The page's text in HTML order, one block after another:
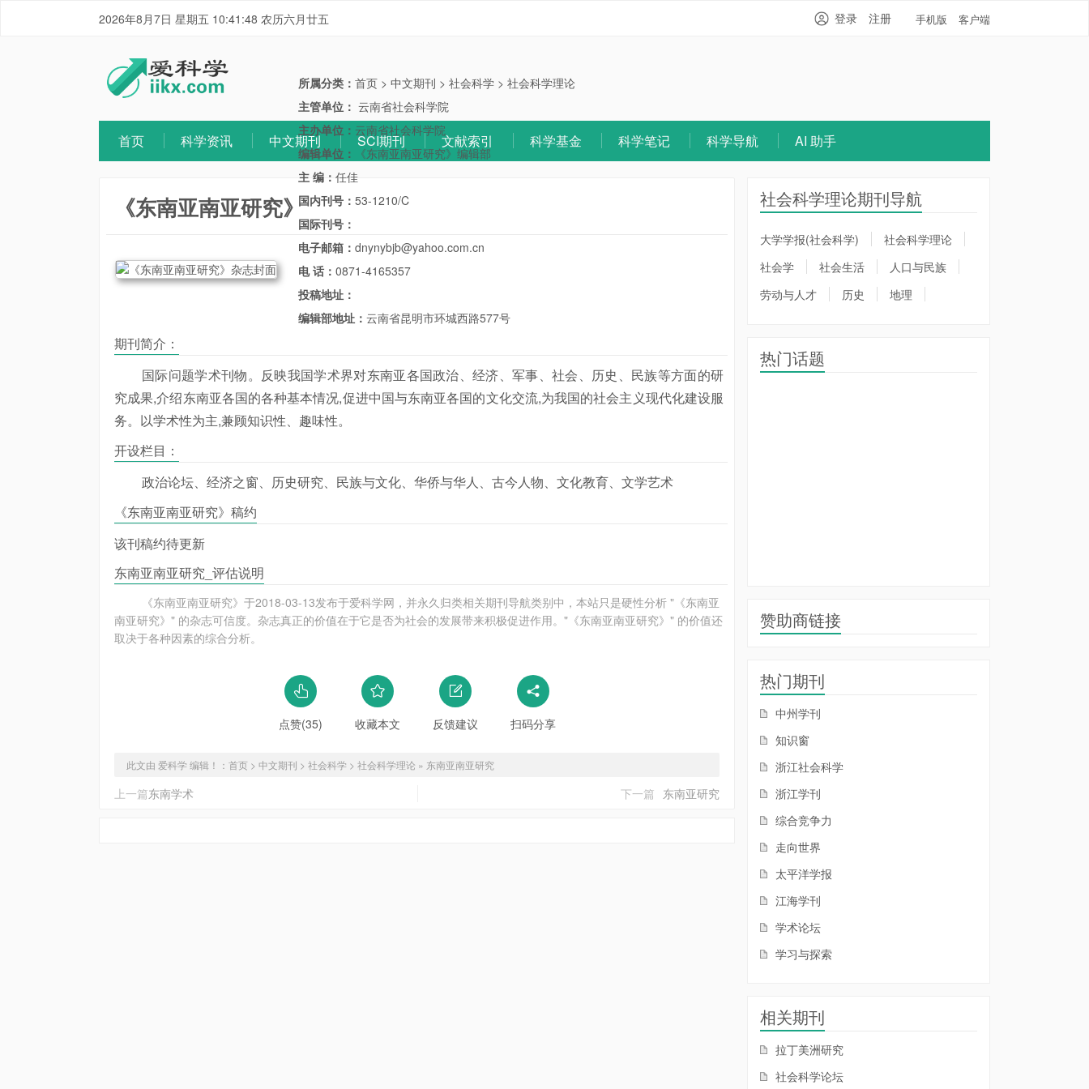
2026年8月7日 星期五 10:41:48 农历六月廿五 手机版 客户端
登录 注册
首页 科学资讯 中文期刊 SCI期刊 文献索引 科学基金 科学笔记 科学导航 AI 助手
《东南亚南亚研究》
所属分类：首页 >中文期刊 >社会科学 >社会科学理论
主管单位：云南省社会科学院
主办单位： 云南省社会科学院
编辑单位：
《东南亚南亚研究》编辑部
主 编：任佳
国内刊号：53-1210/C
国际刊号：
电子邮箱：dnynybjb@yahoo.com.cn
电 话：0871-4165357
投稿地址：
编辑部地址：云南省昆明市环城西路577号
期刊简介：
国际问题学术刊物。反映我国学术界对东南亚各国政治、经济、军事、社会、历史、民族等方面的研
究成果,介绍东南亚各国的各种基本情况,促进中国与东南亚各国的文化交流,为我国的社会主义现代化建设服
务。以学术性为主,兼顾知识性、趣味性。
开设栏目：
政治论坛、经济之窗、历史研究、民族与文化、华侨与华人、古今人物、文化教育、文学艺术
《东南亚南亚研究》稿约
该刊稿约待更新
东南亚南亚研究_评估说明
《东南亚南亚研究》于2018-03-13发布于爱科学网，并永久归类相关期刊导航类别中，本站只是硬性分析 "《东南亚
南亚研究》" 的杂志可信度。杂志真正的价值在于它是否为社会的发展带来积极促进作用。"《东南亚南亚研究》" 的价值还
取决于各种因素的综合分析。
点赞(35) 收藏本文 反馈建议 扫码分享
此文由 爱科学 编辑！： 首页 > 中文期刊 > 社会科学 > 社会科学理论 » 东南亚南亚研究
上一篇东南学术 下一篇 东南亚研究
社会科学理论期刊导航
大学学报(社会科学)
社会科学理论
社会学
社会生活
人口与民族
劳动与人才
历史 地理
热门话题
赞助商链接
热门期刊
中州学刊
知识窗
浙江社会科学
浙江学刊
综合竞争力
走向世界
太平洋学报
江海学刊
学术论坛
学习与探索
相关期刊
拉丁美洲研究
社会科学论坛